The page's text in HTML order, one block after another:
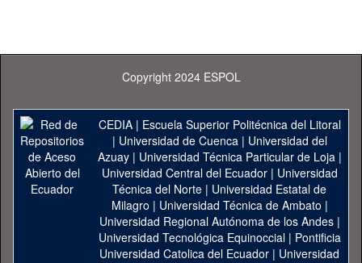
Copyright 2024 ESPOL
CEDIA| Escuela Superior Politécnica del Litoral
| Universidad de Cuenca| Universidad del
Azuay| Universidad Técnica Particular de Loja|
Universidad Central del Ecuador| Universidad
Técnica del Norte | Universidad Estatal de
Milagro | Universidad Técnica de Ambato |
Universidad Regional Autónoma de los Andes|
Universidad Tecnológica Equinoccial| Pontificia
Universidad Catolica del Ecuador | Universidad